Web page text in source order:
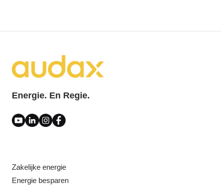
Energie. En Regie.
Zakelijke energie
Energie besparen